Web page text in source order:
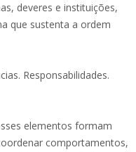
deveres e instituições,
que sustenta a ordem
Responsabilidades.
elementos formam
comportamentos,